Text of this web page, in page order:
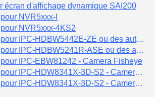
écran d'affichage dynamique SAI200
NVR5xxx-I
NVR5xxx-4KS2
Microprogramme pour IPC-HDBW5442E-ZE ou des autres IPC5 varifocal sauf 8MP et IPC5-PV
Microprogramme pour IPC-HDBW5241R-ASE ou des autres IPC5 fixe sauf 8Mp
IPC-EBW81242 - Camera Fisheye
Microprogramme pour IPC-HDW8341X-3D-S2 - Camera de comptage 3D - microprogramme algorithme (étape 2)
Microprogramme pour IPC-HDW8341X-3D-S2 - Camera de comptage 3D - microprogramme pincipal (étape 1)